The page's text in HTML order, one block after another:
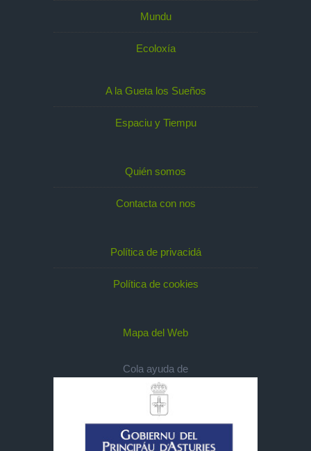
Mundu
Ecoloxía
A la Gueta los Sueños
Espaciu y Tiempu
Quién somos
Contacta con nos
Política de privacidá
Política de cookies
Mapa del Web
Cola ayuda de